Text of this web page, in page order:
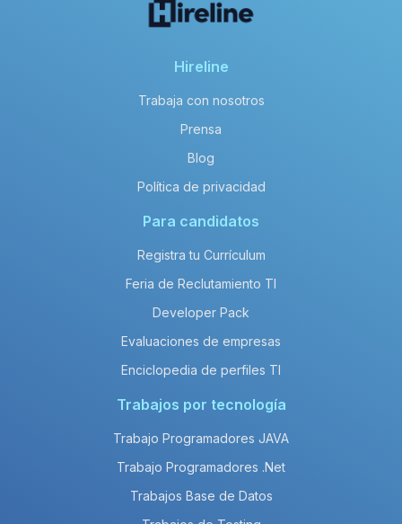
¿Cuánto gana un Consultor Hyperion
El salario neto anual promedio de un
aproximadamente 384,000 MXN.
Hireline
Trabaja con nosotros
Prensa
Blog
Política de privacidad
Para candidatos
Registra tu Currículum
Feria de Reclutamiento TI
Developer Pack
Evaluaciones de empresas
Enciclopedia de perfiles TI
Trabajos por tecnología
Trabajo Programadores JAVA
Trabajo Programadores .Net
Trabajos Base de Datos